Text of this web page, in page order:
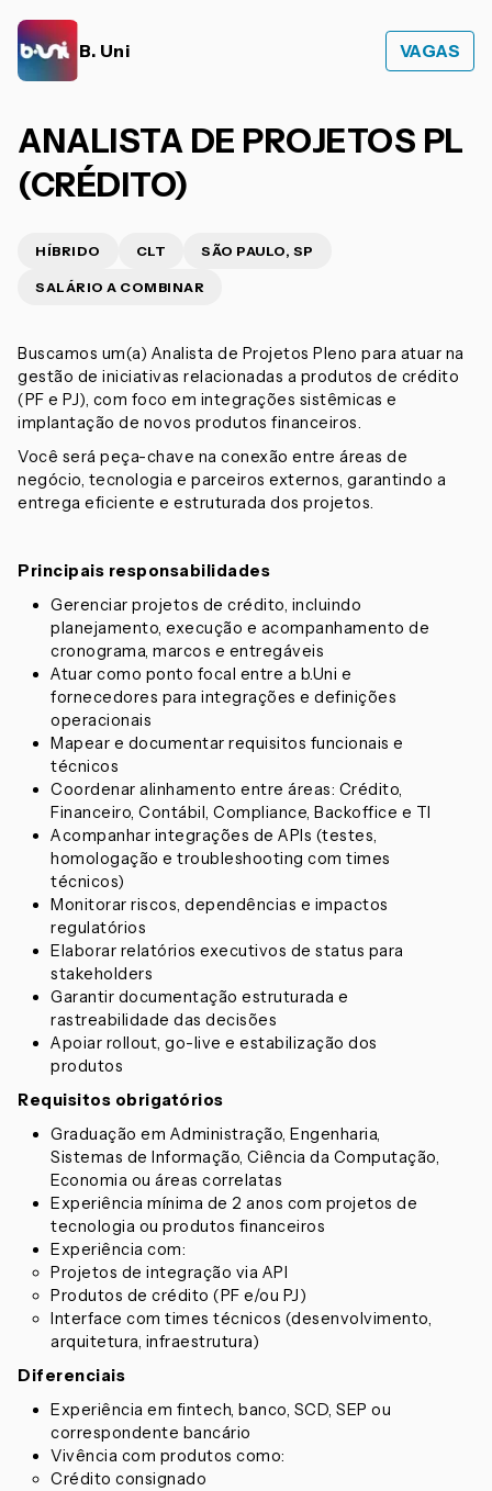
B. Uni VAGAS
ANALISTA DE PROJETOS PL
(CRÉDITO)
HÍBRIDO CLT SÃO PAULO, SP
SALÁRIO A COMBINAR
Buscamos um(a) Analista de Projetos Pleno para atuar na
gestão de iniciativas relacionadas a produtos de crédito
(PF e PJ), com foco em integrações sistêmicas e
implantação de novos produtos financeiros.
Você será peça-chave na conexão entre áreas de
negócio, tecnologia e parceiros externos, garantindo a
entrega eficiente e estruturada dos projetos.
Principais responsabilidades
Gerenciar projetos de crédito, incluindo
planejamento, execução e acompanhamento de
cronograma, marcos e entregáveis
Atuar como ponto focal entre a b.Uni e
fornecedores para integrações e definições
operacionais
Mapear e documentar requisitos funcionais e
técnicos
Coordenar alinhamento entre áreas: Crédito,
Financeiro, Contábil, Compliance, Backoffice e TI
Acompanhar integrações de APIs (testes,
homologação e troubleshooting com times
técnicos)
Monitorar riscos, dependências e impactos
regulatórios
Elaborar relatórios executivos de status para
stakeholders
Garantir documentação estruturada e
rastreabilidade das decisões
Apoiar rollout, go-live e estabilização dos
produtos
Requisitos obrigatórios
Graduação em Administração, Engenharia,
Sistemas de Informação, Ciência da Computação,
Economia ou áreas correlatas
Experiência mínima de 2 anos com projetos de
tecnologia ou produtos financeiros
Experiência com:
Projetos de integração via API
Produtos de crédito (PF e/ou PJ)
Interface com times técnicos (desenvolvimento,
arquitetura, infraestrutura)
Diferenciais
Experiência em fintech, banco, SCD, SEP ou
correspondente bancário
Vivência com produtos como:
Crédito consignado